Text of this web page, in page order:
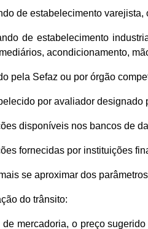
de estabelecimento
de estabelecimento
acondicionamento,
pela Sefaz ou por órgão
por avaliador designado
disponíveis nos bancos de
fornecidas por instituições
se aproximar dos
do trânsito:
de mercadoria, o preço